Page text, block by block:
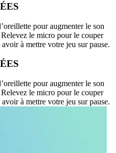
pour augmenter le son
le micro pour le couper
à mettre votre jeu sur pause.
pour augmenter le son
le micro pour le couper
à mettre votre jeu sur pause.